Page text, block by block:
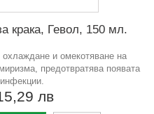
крака, Гевол, 150 мл.
и омекотяване на
предотвратява появата
лв